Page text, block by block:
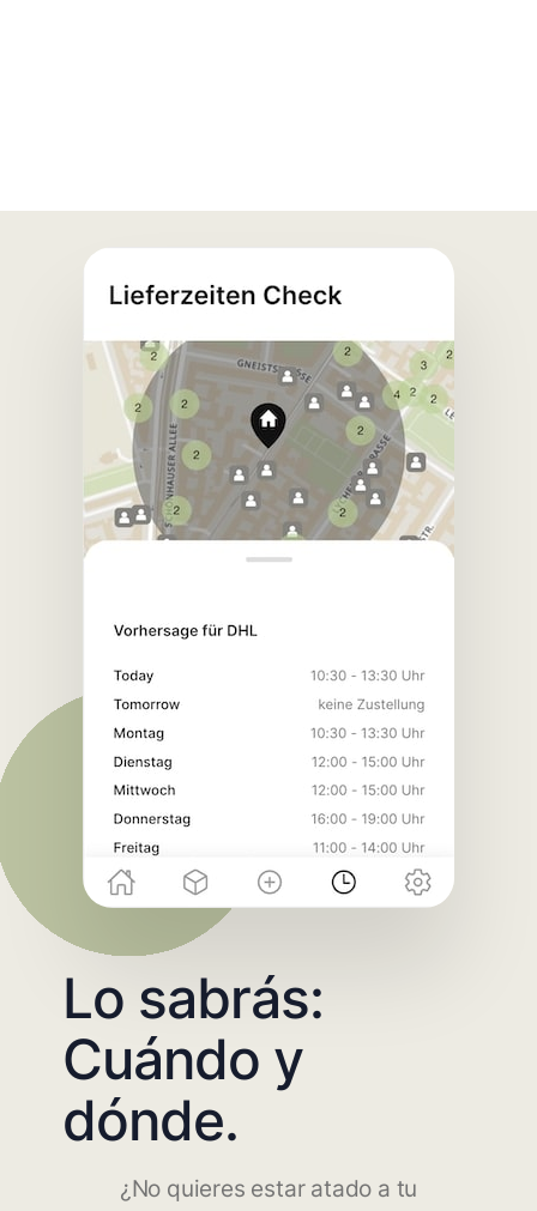
Lo sabrás:
Cuándo y
dónde.
¿No quieres estar atado a tu